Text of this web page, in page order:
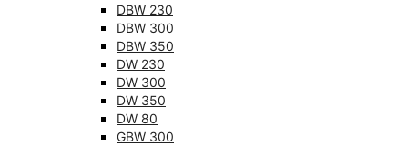
DBW 230
DBW 300
DBW 350
DW 230
DW 300
DW 350
DW 80
GBW 300